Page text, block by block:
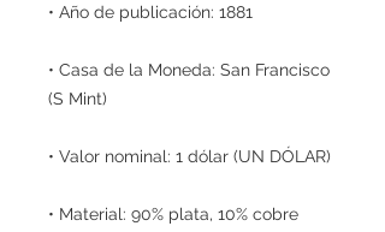
• Año de publicación: 1881
• Casa de la Moneda: San Francisco
(S Mint)
• Valor nominal: 1 dólar (UN DÓLAR)
• Material: 90% plata, 10% cobre